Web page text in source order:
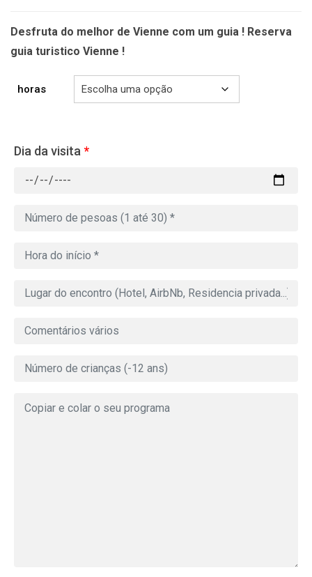
Desfruta do melhor de Vienne com um guia ! Reserva
guia turistico Vienne !
horas
Dia da visita *